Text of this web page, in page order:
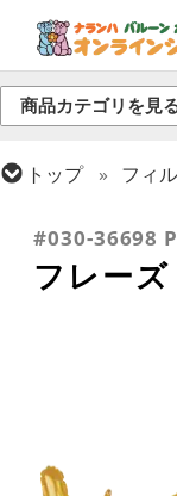
商品カテゴリを見
トップ フィ
#030-36698
フレー